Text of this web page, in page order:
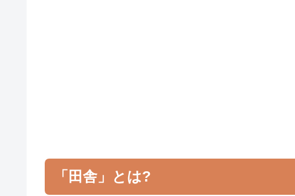
「田舎」とは?